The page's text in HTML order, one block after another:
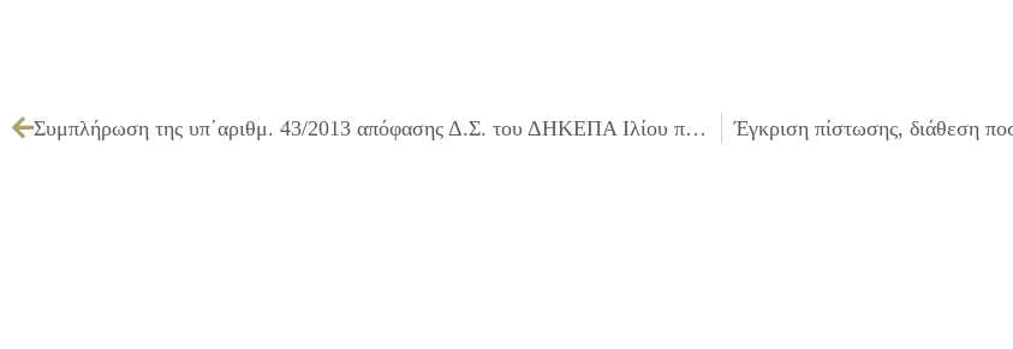
Συμπλήρωση της υπ΄αριθμ. 43/2013 απόφασης Δ.Σ. του ΔΗΚΕΠΑ Ιλίου που αφορά τη «λήψη απόφασης για σύσταση παγίας προκαταβολής οικονομικού έτους 2013 και ορισμός υπολόγου»